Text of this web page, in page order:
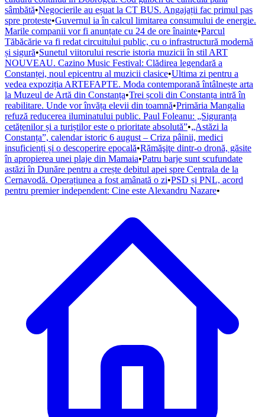
sâmbătă•Negocierile au eșuat la CT BUS. Angajații fac primul pas
spre proteste•Guvernul ia în calcul limitarea consumului de energie.
Marile companii vor fi anunțate cu 24 de ore înainte•Parcul
Tăbăcărie va fi redat circuitului public, cu o infrastructură modernă
și sigură•Sunetul viitorului rescrie istoria muzicii în stil ART
NOUVEAU. Cazino Music Festival: Clădirea legendară a
Constanței, noul epicentru al muzicii clasice•Ultima zi pentru a
vedea expoziția ARTEFAPTE. Moda contemporană întâlnește arta
la Muzeul de Artă din Constanța•Trei școli din Constanța intră în
reabilitare. Unde vor învăța elevii din toamnă•Primăria Mangalia
refuză reducerea iluminatului public. Paul Foleanu: „Siguranța
cetățenilor și a turiștilor este o prioritate absolută”•„Astăzi la
Constanța”, calendar istoric 6 august – Criza pâinii, medici
insuficienți și o descoperire epocală•Rămăşiţe dintr-o dronă, găsite
în apropierea unei plaje din Mamaia•Patru barje sunt scufundate
astăzi în Dunăre pentru a crește debitul apei spre Centrala de la
Cernavodă. Operațiunea a fost amânată o zi•PSD și PNL, acord
pentru premier independent: Cine este Alexandru Nazare•